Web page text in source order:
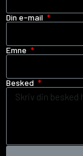
Din e-mail
Emne
Besked